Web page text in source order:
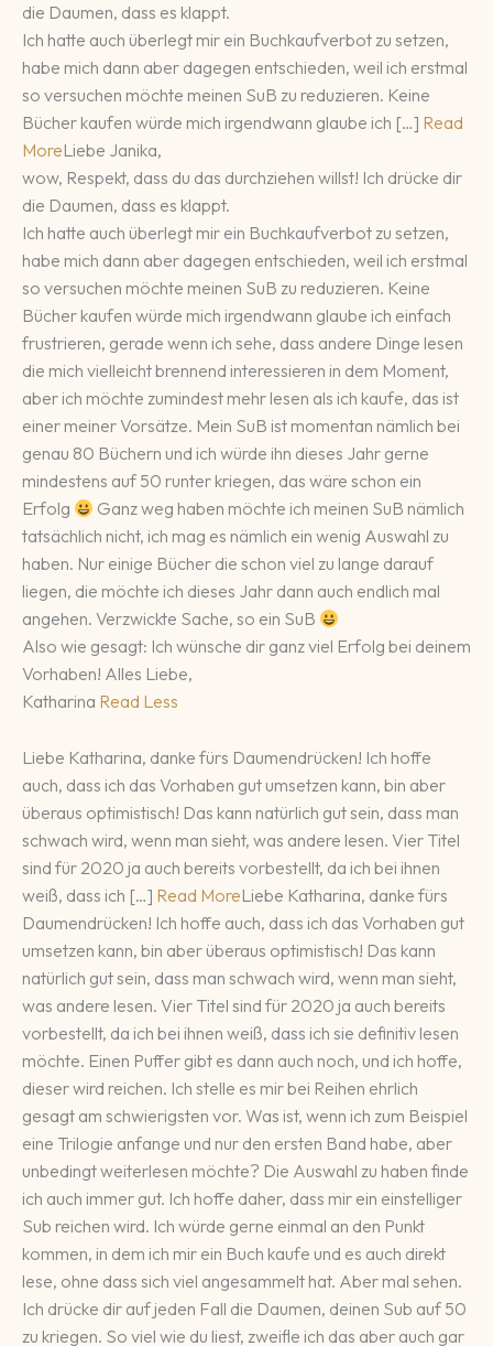
die Daumen, dass es klappt.
Ich hatte auch überlegt mir ein Buchkaufverbot zu setzen,
habe mich dann aber dagegen entschieden, weil ich erstmal
so versuchen möchte meinen SuB zu reduzieren. Keine
Bücher kaufen würde mich irgendwann glaube ich […] Read
MoreLiebe Janika,
wow, Respekt, dass du das durchziehen willst! Ich drücke dir
die Daumen, dass es klappt.
Ich hatte auch überlegt mir ein Buchkaufverbot zu setzen,
habe mich dann aber dagegen entschieden, weil ich erstmal
so versuchen möchte meinen SuB zu reduzieren. Keine
Bücher kaufen würde mich irgendwann glaube ich einfach
frustrieren, gerade wenn ich sehe, dass andere Dinge lesen
die mich vielleicht brennend interessieren in dem Moment,
aber ich möchte zumindest mehr lesen als ich kaufe, das ist
einer meiner Vorsätze. Mein SuB ist momentan nämlich bei
genau 80 Büchern und ich würde ihn dieses Jahr gerne
mindestens auf 50 runter kriegen, das wäre schon ein
Erfolg
Ganz weg haben möchte ich meinen SuB nämlich
tatsächlich nicht, ich mag es nämlich ein wenig Auswahl zu
haben. Nur einige Bücher die schon viel zu lange darauf
liegen, die möchte ich dieses Jahr dann auch endlich mal
angehen. Verzwickte Sache, so ein SuB
Also wie gesagt: Ich wünsche dir ganz viel Erfolg bei deinem
Vorhaben! Alles Liebe,
Katharina Read Less
Liebe Katharina, danke fürs Daumendrücken! Ich hoffe
auch, dass ich das Vorhaben gut umsetzen kann, bin aber
überaus optimistisch! Das kann natürlich gut sein, dass man
schwach wird, wenn man sieht, was andere lesen. Vier Titel
sind für 2020 ja auch bereits vorbestellt, da ich bei ihnen
weiß, dass ich […] Read MoreLiebe Katharina, danke fürs
Daumendrücken! Ich hoffe auch, dass ich das Vorhaben gut
umsetzen kann, bin aber überaus optimistisch! Das kann
natürlich gut sein, dass man schwach wird, wenn man sieht,
was andere lesen. Vier Titel sind für 2020 ja auch bereits
vorbestellt, da ich bei ihnen weiß, dass ich sie definitiv lesen
möchte. Einen Puffer gibt es dann auch noch, und ich hoffe,
dieser wird reichen. Ich stelle es mir bei Reihen ehrlich
gesagt am schwierigsten vor. Was ist, wenn ich zum Beispiel
eine Trilogie anfange und nur den ersten Band habe, aber
unbedingt weiterlesen möchte? Die Auswahl zu haben finde
ich auch immer gut. Ich hoffe daher, dass mir ein einstelliger
Sub reichen wird. Ich würde gerne einmal an den Punkt
kommen, in dem ich mir ein Buch kaufe und es auch direkt
lese, ohne dass sich viel angesammelt hat. Aber mal sehen.
Ich drücke dir auf jeden Fall die Daumen, deinen Sub auf 50
zu kriegen. So viel wie du liest, zweifle ich das aber auch gar